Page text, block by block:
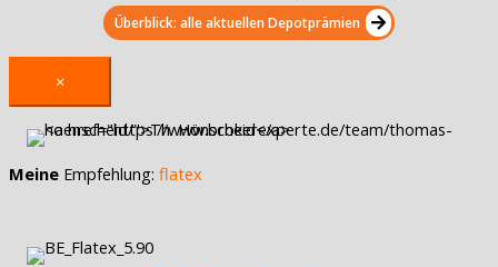
Überblick: alle aktuellen Depotprämien
×
Meine Empfehlung: flatex